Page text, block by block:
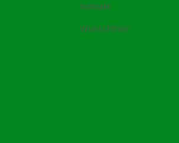
Kontakt
Wunschliste